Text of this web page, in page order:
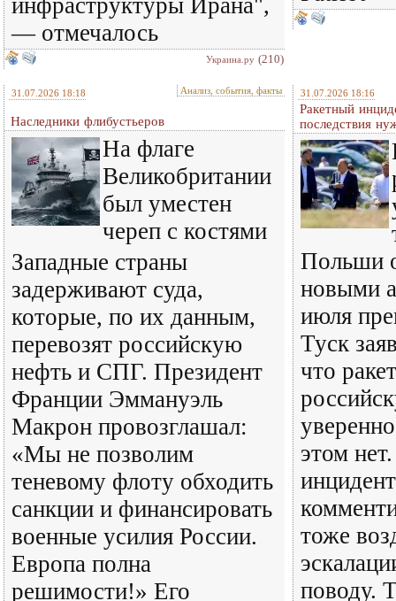
инфраструктуры Ирана",
— отмечалось
Украина.ру (210)
31.07.2026 18:18 Анализ, события, факты
Наследники флибустьеров
На флаге
Великобритании
был уместен
череп с костями
Западные страны
задерживают суда,
которые, по их данным,
перевозят российскую
нефть и СПГ. Президент
Франции Эммануэль
Макрон провозглашал:
«Мы не позволим
теневому флоту обходить
санкции и финансировать
военные усилия России.
Европа полна
решимости!» Его
31.07.2026 18:16
Ракетный
последствия
Польши
новыми
июля
Туск
что
этом
тоже
поводу.